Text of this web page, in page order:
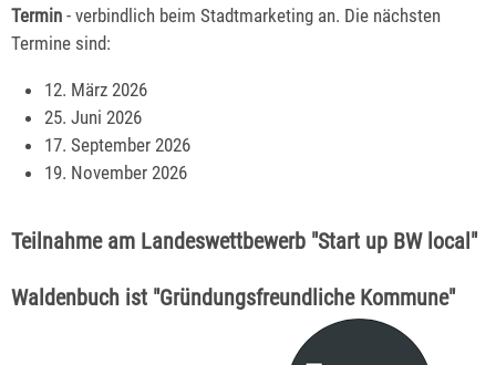
Termin - verbindlich beim Stadtmarketing an. Die nächsten
Termine sind:
12. März 2026
25. Juni 2026
17. September 2026
19. November 2026
Teilnahme am Landeswettbewerb "Start up BW local"
Waldenbuch ist "Gründungsfreundliche Kommune"